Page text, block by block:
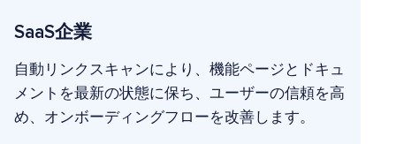
SaaS企業
自動リンクスキャンにより、機能ページとドキュ
メントを最新の状態に保ち、ユーザーの信頼を高
め、オンボーディングフローを改善します。